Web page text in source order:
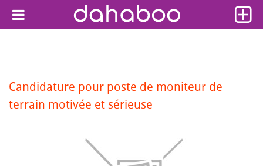
Candidature pour poste de moniteur de
terrain motivée et sérieuse